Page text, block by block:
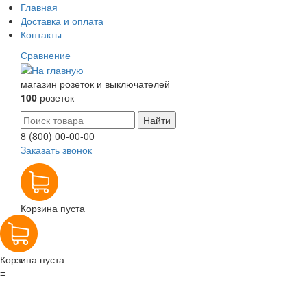
Главная
Доставка и оплата
Контакты
Сравнение
магазин розеток и выключателей
100 розеток
8 (800) 00-00-00
Заказать звонок
Корзина пуста
Корзина пуста
≡